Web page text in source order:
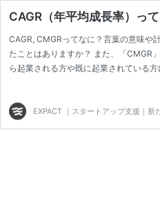
CAGR（年平均成長率）っ
CAGR, CMGRってなに？言葉の意味や
たことはありますか？ また、「CMGR
ら起業される方や既に起業されている
EXPACT ｜スタートアップ支援｜